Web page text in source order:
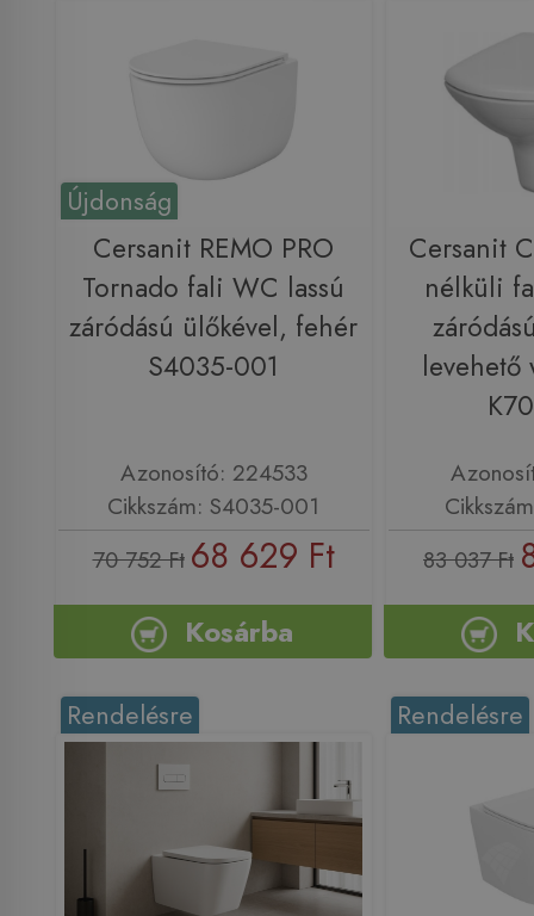
Újdonság
Cersanit REMO PRO
Tornado fali WC lassú
záródású ülőkével, fehér
S4035-001
Azonosító: 224533
Cikkszám: S4035-001
70 752 Ft 68 629 Ft
Kosárba
Cersanit
nélküli
levehető
83 037 Ft
Rendelésre Rendelésre